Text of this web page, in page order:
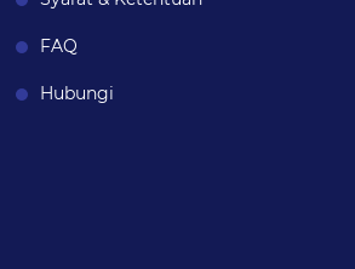
FAQ
Hubungi